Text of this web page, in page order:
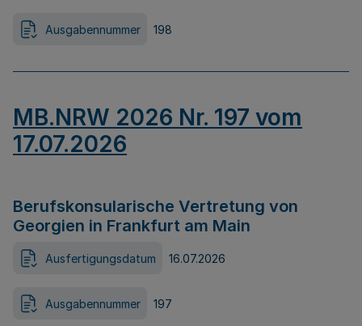
Ausgabennummer 198
MB.NRW 2026 Nr. 197 vom
17.07.2026
Berufskonsularische Vertretung von
Georgien in Frankfurt am Main
Ausfertigungsdatum 16.07.2026
Ausgabennummer 197